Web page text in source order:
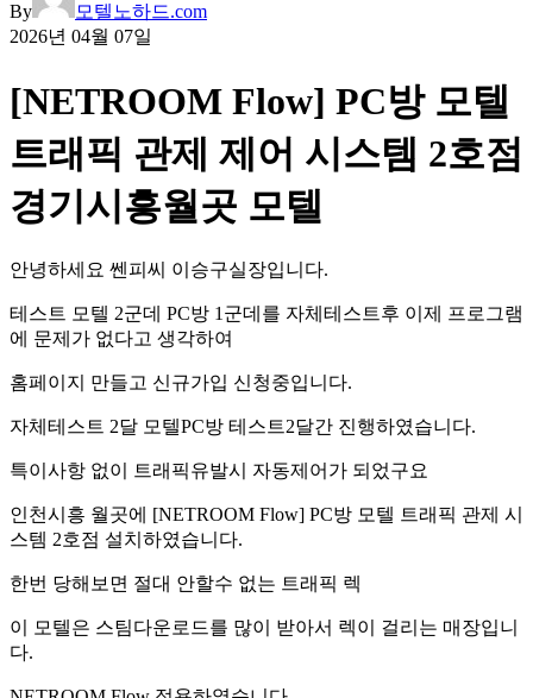
By
모텔노하드.com
2026년 04월 07일
[NETROOM Flow] PC방 모텔
트래픽 관제 제어 시스템 2호점
경기시흥월곳 모텔
안녕하세요 쎈피씨 이승구실장입니다.
테스트 모텔 2군데 PC방 1군데를 자체테스트후 이제 프로그램
에 문제가 없다고 생각하여
홈페이지 만들고 신규가입 신청중입니다.
자체테스트 2달 모텔PC방 테스트2달간 진행하였습니다.
특이사항 없이 트래픽유발시 자동제어가 되었구요
인천시흥 월곳에 [NETROOM Flow] PC방 모텔 트래픽 관제 시
스템 2호점 설치하였습니다.
한번 당해보면 절대 안할수 없는 트래픽 렉
이 모텔은 스팀다운로드를 많이 받아서 렉이 걸리는 매장입니
다.